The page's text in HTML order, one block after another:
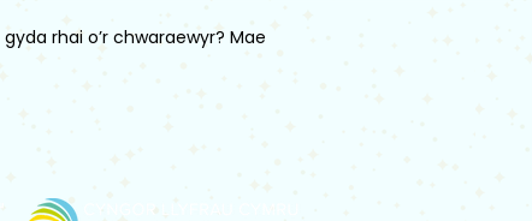
rhai o’r chwaraewyr? Mae